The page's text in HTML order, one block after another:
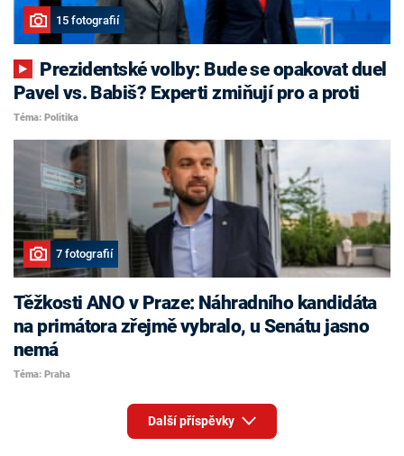
15 fotografií
Pavel vs. Babiš? Experti zmiňují pro a proti
Téma: Politika
7 fotografií
Těžkosti ANO v Praze: Náhradního kandidáta
na primátora zřejmě vybralo, u Senátu jasno
nemá
Téma: Praha
Další příspěvky